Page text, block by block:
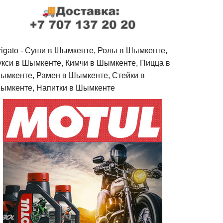
- Cуши в Шымкенте, Ролы в Шымкенте,
в Шымкенте, Кимчи в Шымкенте, Пицца в
Рамен в Шымкенте, Стейки в
Напитки в Шымкенте